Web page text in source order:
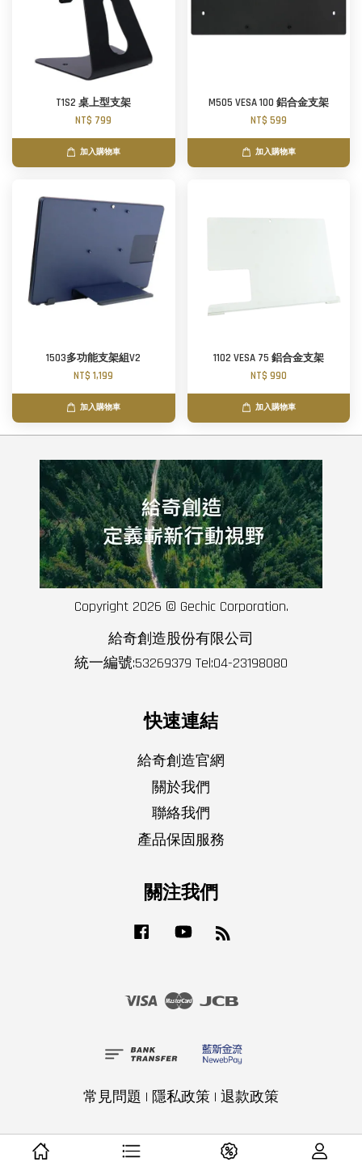
T1S2 桌上型支架
NT$ 799
加入購物車
M505 VESA 100 鋁合金支架
NT$ 599
加入購物車
1503多功能支架組V2
NT$ 1,199
加入購物車
1102 VESA 75 鋁合金支架
NT$ 990
加入購物車
Copyright 2026 © Gechic Corporation.
給奇創造股份有限公司
統一編號:53269379 Tel:04-23198080
快速連結
給奇創造官網
關於我們
聯絡我們
產品保固服務
關注我們
Facebook YouTube
Visa Master JCB
常見問題 | 隱私政策 | 退款政策